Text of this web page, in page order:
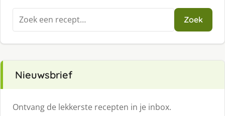
Zoeken
naar:
Zoek
Nieuwsbrief
Ontvang de lekkerste recepten in je inbox.